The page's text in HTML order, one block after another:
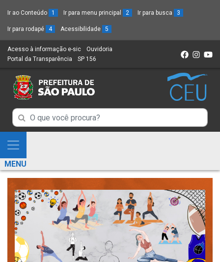
Ir ao Conteúdo 1 Ir para menu principal 2 Ir para busca 3
Ir para rodapé 4 Acessibilidade 5
Acesso à informação e-sic (Link
para
novo
sítio)
Ouvidoria
Portal da Transparência (Link
um
novo
SP 156
Campo
de
Busca
de
informações
Campo
de
de
informações
Mostra
e
Esconde
Menu
MENU